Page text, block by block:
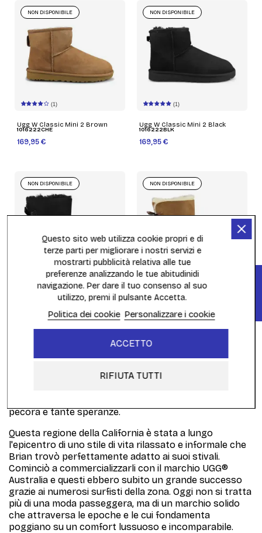
(1)
Ugg W Classic Mini 2 Brown
1016222CHE
169,95 €
NON DISPONIBILE
(1)
Ugg W Classic Mini 2 Black
1016222BLK
169,95 €
NON DISPONIBILE
Ugg W Mini Bailey Bow 2 Black
NON DISPONIBILE
Ugg W Mini Bailey Bow 2
Brown
199,95 €
NON DISPONIBILE
Mostrando 1 - 10 di 10 elementi
pecora e tante speranze.
Questa regione della California è stata a lungo
l'epicentro di uno stile di vita rilassato e informale che
Brian trovò perfettamente adatto ai suoi stivali.
Cominciò a commercializzarli con il marchio UGG®
Australia e questi ebbero subito un grande successo
grazie ai numerosi surfisti della zona. Oggi non si tratta
più di una moda passeggera, ma di un marchio solido
che attraversa le epoche e le cui fondamenta
poggiano su un comfort lussuoso e incomparabile.
Questo sito web utilizza cookie propri e di
terze parti per migliorare i nostri servizi e
mostrarti pubblicità relativa alle tue
preferenze analizzando le tue abitudinidi
navigazione. Per dare il tuo consenso al suo
utilizzo, premi il pulsante Accetta.
Politica dei cookie Personalizzare i cookie
RIFIUTA TUTTI
ACCETTO